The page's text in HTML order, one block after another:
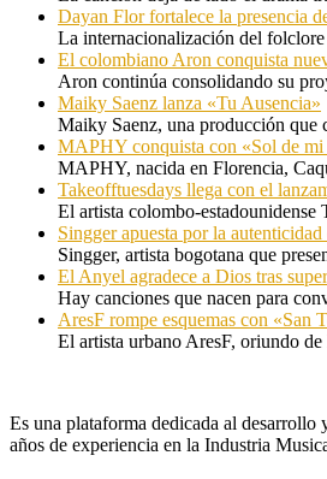
Dayan Flor fortalece la presencia
La internacionalización del
El colombiano Aron conquista
Aron continúa consolidando su
Maiky Saenz lanza «Tu Ausencia»
Maiky Saenz, una producción que
MAPHY conquista con «Sol de mi
MAPHY, nacida en Florencia,
Takeofftuesdays llega con el
El artista colombo-estadounidense
Singger apuesta por la
Singger, artista bogotana que
El Anyel agradece a Dios tras
Hay canciones que nacen para
AresF rompe esquemas con «San
El artista urbano AresF, oriundo
Es una plataforma dedicada al
años de experiencia en la Industria